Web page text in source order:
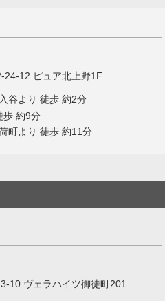
24-12 ピュア北上野1F
谷より 徒歩 約2分
歩 約9分
町より 徒歩 約11分
10 ヴェラハイツ御徒町201